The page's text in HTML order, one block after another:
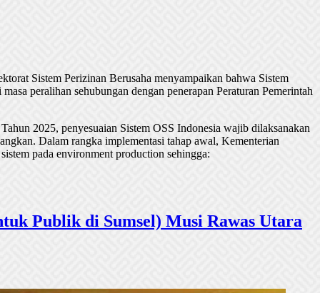
Sistem Perizinan Berusaha menyampaikan bahwa Sistem
peralihan sehubungan dengan penerapan Peraturan Pemerintah
2025, penyesuaian Sistem OSS Indonesia wajib dilaksanakan
Dalam rangka implementasi tahap awal, Kementerian
pada environment production sehingga:
Publik di Sumsel) Musi Rawas Utara